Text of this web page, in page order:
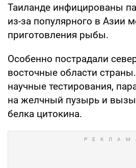
Таиланде инфицированы
из-за популярного в Азии
приготовления рыбы.
Особенно пострадали
восточные области
научные тестирования,
на желчный пузырь и
белка цитокина.